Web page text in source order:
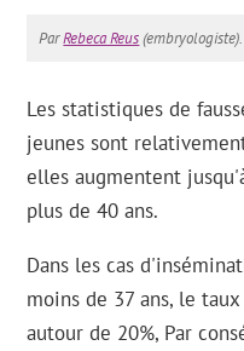
ParRebeca Reus(embryologiste).
Les statistiques de
jeunes sont
elles augmentent
plus de 40 ans.
Dans les cas
moins de 37 ans, le
autour de 20%, Par